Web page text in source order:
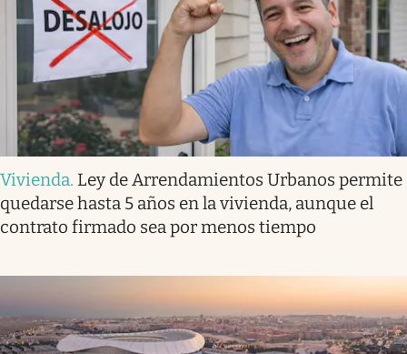
Vivienda. Ley de Arrendamientos Urbanos permite
quedarse hasta 5 años en la vivienda, aunque el
contrato firmado sea por menos tiempo